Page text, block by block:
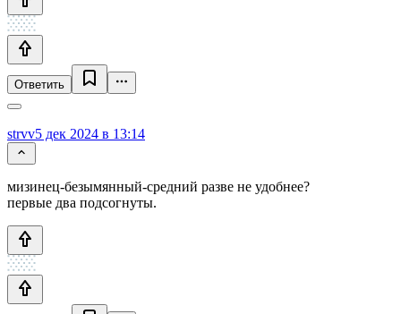
Ответить
strvv5 дек 2024 в 13:14
мизинец-безымянный-средний разве не удобнее?
первые два подсогнуты.